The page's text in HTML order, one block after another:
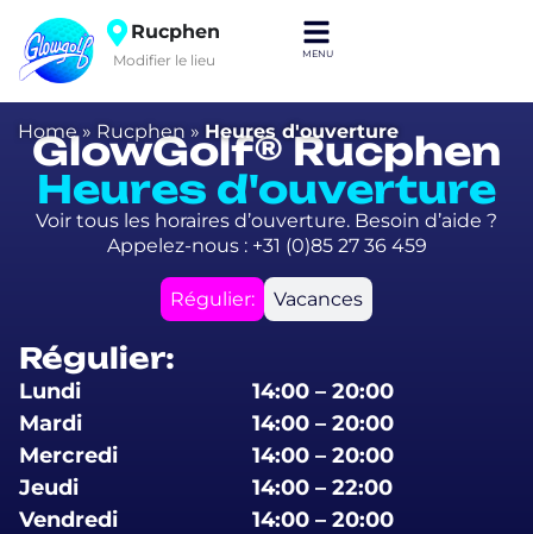
Home» Rucphen » Heures d'ouverture
Rucphen
Modifier le lieu
GlowGolf® Rucphen
Heures d'ouverture
Voir tous les horaires d’ouverture. Besoin d’aide ?
Appelez-nous : +31 (0)85 27 36 459
Régulier: Vacances
Régulier:
Lundi
14:00 – 20:00
Mardi
14:00 – 20:00
Mercredi
14:00 – 20:00
Jeudi
14:00 – 22:00
Vendredi
14:00 – 20:00